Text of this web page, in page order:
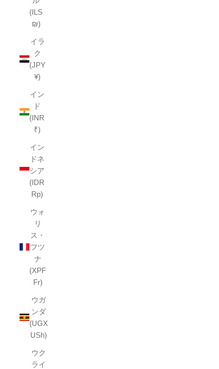
(ILS
₪)
イラ
ク
(JPY
¥)
イン
ド
(INR
₹)
イン
ドネ
シア
(IDR
Rp)
ウォ
リ
ス・
フツ
ナ
(XPF
Fr)
ウガ
ンダ
(UGX
USh)
ウク
ライ